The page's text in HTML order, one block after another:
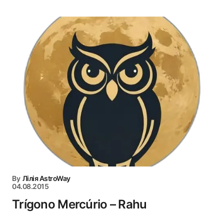
By Лілія AstroWay
04.08.2015
Trígono Mercúrio – Rahu